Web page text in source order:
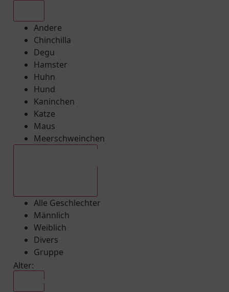
Andere
Chinchilla
Degu
Hamster
Huhn
Hund
Kaninchen
Katze
Maus
Meerschweinchen
Alle Geschlechter
Männlich
Weiblich
Divers
Gruppe
Alter: